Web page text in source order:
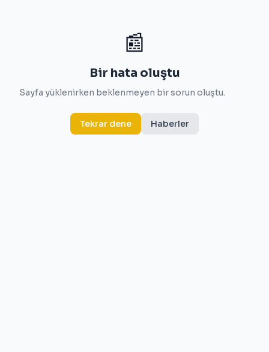
📰
Bir hata oluştu
Sayfa yüklenirken beklenmeyen bir sorun oluştu.
Tekrar dene Haberler